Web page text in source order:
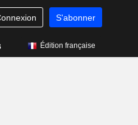
S'abonner
Édition française